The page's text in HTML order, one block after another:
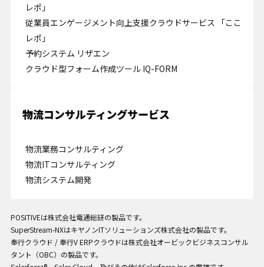
レポ」
従業員エンゲージメント向上支援クラウドサービス 「ここ
レポ」
予約システム リザエン
クラウド型フォーム作成ツール IQ-FORM
物流業務コンサルティング
物流ITコンサルティング
物流システム開発
POSITIVEは株式会社電通総研の製品です。
SuperStream-NXはキヤノンITソリューションズ株式会社の製品です。
奉行クラウド / 奉行V ERPクラウドは株式会社オービックビジネスコンサル
タント（OBC）の製品です。
Cookie の確認と管理
プライバシー情報
プライバシー情報
お客様が当サイトを訪れると、ブラウザに情報が保存される、またはブラウ
ザに保存された情報が取得されることがあります。情報の主な保存先は
せる目的を中心に使われます。個人を直接特定できる情報が保存されること
は通常ありませんが、Web サイトのパーソナライズに使われることはあり
ます。鈴与シンワートではプライバシーの権利を尊重しており、一部の
Cookie については有効化を拒否できるよう配慮しています。各カテゴリを
クリックすることで、それらの Cookie に関する詳細を確認し、当サイトに